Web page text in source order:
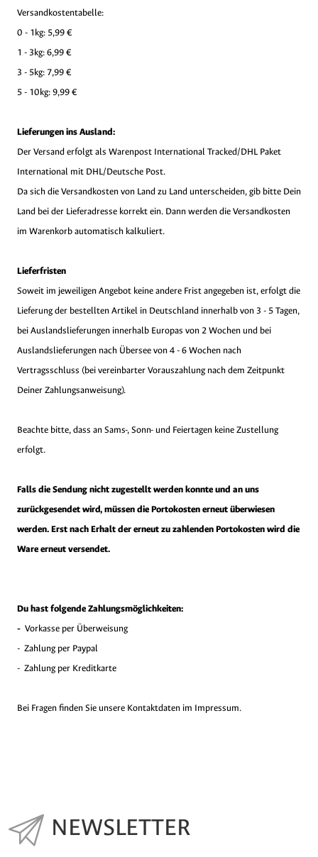
Versandkostentabelle:
0 - 1kg: 5,99 €
1 - 3kg: 6,99 €
3 - 5kg: 7,99 €
5 - 10kg: 9,99 €
Lieferungen ins Ausland:
Der Versand erfolgt als Warenpost International Tracked/DHL Paket
International mit DHL/Deutsche Post.
Da sich die Versandkosten von Land zu Land unterscheiden, gib bitte Dein
Land bei der Lieferadresse korrekt ein. Dann werden die Versandkosten
im Warenkorb automatisch kalkuliert.
Lieferfristen
Soweit im jeweiligen Angebot keine andere Frist angegeben ist, erfolgt die
Lieferung der bestellten Artikel in Deutschland innerhalb von 3 - 5 Tagen,
bei Auslandslieferungen innerhalb Europas von 2 Wochen und bei
Auslandslieferungen nach Übersee von 4 - 6 Wochen nach
Vertragsschluss (bei vereinbarter Vorauszahlung nach dem Zeitpunkt
Deiner Zahlungsanweisung).
Beachte bitte, dass an Sams-, Sonn- und Feiertagen keine Zustellung
erfolgt.
Falls die Sendung nicht zugestellt werden konnte und an uns
zurückgesendet wird, müssen die Portokosten erneut überwiesen
werden. Erst nach Erhalt der erneut zu zahlenden Portokosten wird die
Ware erneut versendet.
Du hast folgende Zahlungsmöglichkeiten:
- Vorkasse per Überweisung
- Zahlung per Paypal
- Zahlung per Kreditkarte
Bei Fragen finden Sie unsere Kontaktdaten im Impressum.
NEWSLETTER